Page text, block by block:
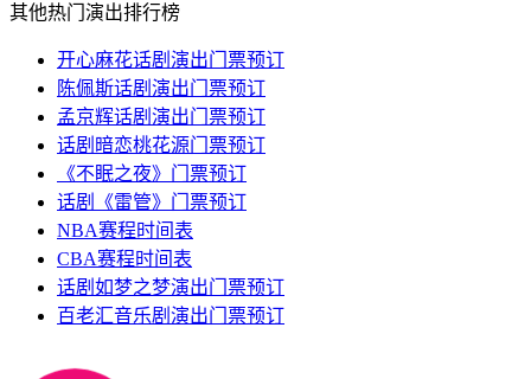
其他热门演出排行榜
开心麻花话剧演出门票预订
陈佩斯话剧演出门票预订
孟京辉话剧演出门票预订
话剧暗恋桃花源门票预订
《不眠之夜》门票预订
话剧《雷管》门票预订
NBA赛程时间表
CBA赛程时间表
话剧如梦之梦演出门票预订
百老汇音乐剧演出门票预订